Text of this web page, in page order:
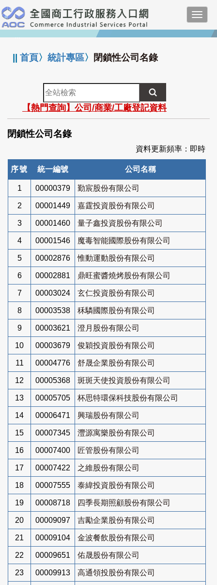
跳
到
主
要
:::
||首頁〉統計專區〉 閉鎖性公司名錄
全
站
檢
索
【熱門查詢】公司/商業/工廠登記資料
閉鎖性公司名錄
資料更新頻率：即時
序號 統一編號 公司名稱
1 00000379 勤宸股份有限公司
2 00001449 嘉霆投資股份有限公司
3 00001460 量子鑫投資股份有限公司
4 00001546 魔毒智能國際股份有限公司
5 00002876 惟動運動股份有限公司
6 00002881 鼎旺蜜醬燒烤股份有限公司
7 00003024 玄仁投資股份有限公司
8 00003538 秝驎國際股份有限公司
9 00003621 澄月股份有限公司
10 00003679 俊穎投資股份有限公司
11 00004776 舒晟企業股份有限公司
12 00005368 斑斑天使投資股份有限公司
13 00005705 杯思特環保科技股份有限公司
14 00006471 興瑞股份有限公司
15 00007345 灃源寓樂股份有限公司
16 00007400 匠管股份有限公司
17 00007422 之維股份有限公司
18 00007555 泰緯投資股份有限公司
19 00008718 四季長期照顧股份有限公司
20 00009097 吉勵企業股份有限公司
21 00009104 金波餐飲股份有限公司
22 00009651 佑晟股份有限公司
23 00009913 高通領投股份有限公司